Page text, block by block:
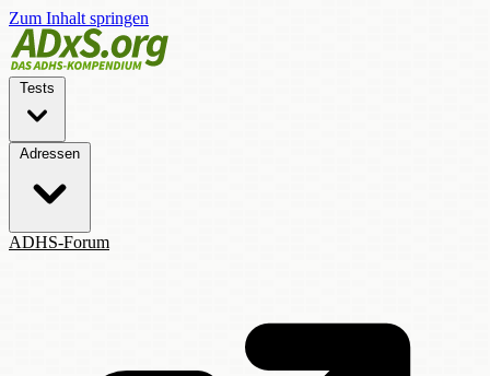
Zum Inhalt springen
Tests
Adressen
ADHS-Forum